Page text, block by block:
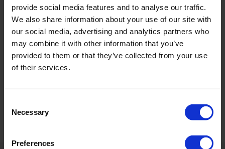
provide social media features and to analyse our traffic.
We also share information about your use of our site with
our social media, advertising and analytics partners who
may combine it with other information that you’ve
provided to them or that they’ve collected from your use
of their services.
Selection
Necessary
Preferences